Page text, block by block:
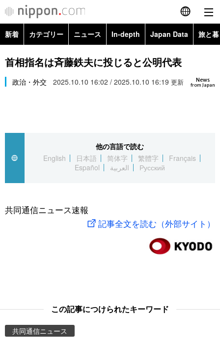
English
简体字
繁體字
العربية
社会
旅と暮らし
新着 カテゴリー ニュース In-depth Japan Data 旅と
政治・外交
経済・ビジネス
社会
文化
科学・技術
暮らし
Topics
Images
お知らせ
首相指名は斉藤鉄夫に投じると公明代表
News
from Japan
政治・外交 2025.10.10 16:02 / 2025.10.10 16:19 更新
他の言語で読む
English
日本語 简体字 繁體字
Français
Español
العربية Русский
共同通信ニュース速報
記事全文を読む（外部サイト）
この記事につけられたキーワード
共同通信ニュース